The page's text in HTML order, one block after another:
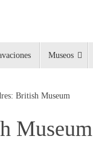
Museos
British Museum
Museum